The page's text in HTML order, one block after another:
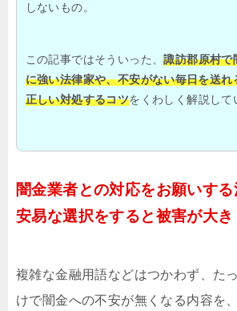
しないもの。
この記事ではそういった、諏訪郡原村で
に強い法律家や、不安がない毎日を送れ
正しい対処するコツをくわしく解説して
闇金業者との対応をお願いする
安易な選択をすると被害が大き
複雑な金融用語などはつかわず、た
けで闇金への不安が無くなる内容を